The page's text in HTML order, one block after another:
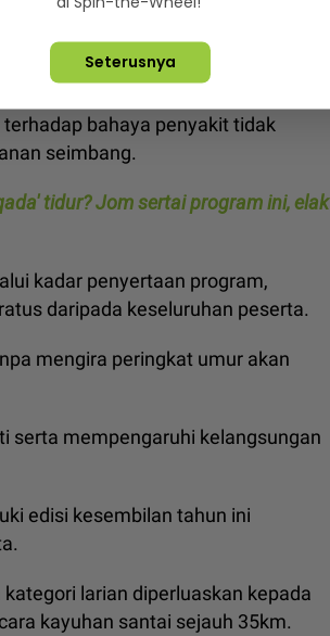
kes kanser yang kini
penyakit tersebut kekal sebagai
bahaya penyakit tidak
seimbang.
tidur? Jom sertai program ini, elak
kadar penyertaan program,
daripada keseluruhan peserta.
mengira peringkat umur akan
serta mempengaruhi kelangsungan
edisi kesembilan tahun ini
larian diperluaskan kepada
kayuhan santai sejauh 35km.
Seterusnya